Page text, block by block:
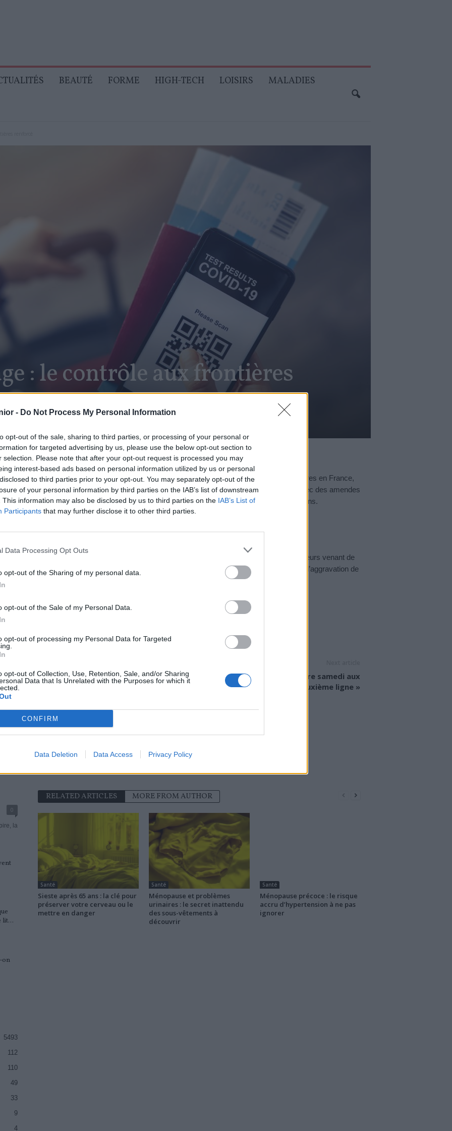
- Do Not Process My Personal Information
opt-out of the sale, sharing to third parties, or processing of your personal or
for targeted advertising by us, please use the below opt-out section to
selection. Please note that after your opt-out request is processed you may
interest-based ads based on personal information utilized by us or personal
to third parties prior to your opt-out. You may separately opt-out of the
of your personal information by third parties on the IAB’s list of downstream
This information may also be disclosed by us to third parties on the IAB’s List of
Participants that may further disclose it to other third parties.
Data Processing Opt Outs
opt-out of the Sharing of my personal data.
opt-out of the Sale of my Personal Data.
opt-out of processing my Personal Data for Targeted
opt-out of Collection, Use, Retention, Sale, and/or Sharing
Data that Is Unrelated with the Purposes for which it
CONFIRM
Data Deletion Data Access Privacy Policy
BEAUTÉ FORME HIGH-TECH LOISIRS MALADIES
: le contrôle aux frontières
SHARE Facebook Twitter
Pour éviter que les variants brésilien, sud-africain et indien ne deviennent majoritaires en France,
l’Etat ferme ses frontières à 5 pays. Le contrôle de l’auto-confinement se durcit avec des amendes
très salées en cas de non-respect. Le ministre de l’Intérieur donne plus de précisions.
Sas sanitaire pour 5 pays
Dès samedi 24 avril, un sas sanitaire sera mis en place en France pour les voyageurs venant de
cinq pays. Ce sont le Brésil, le Chili, l’Inde, l’Argentine et l’Afrique du Sud. «Face à l’aggravation de
la situation sanitaire, nous avons décidé de prendre des mesures plus
Lire…
Qu’est-ce qui se passe avec le vaccin
Vaccination : ouverture samedi aux
métiers de la « deuxième ligne »
news
RELATED ARTICLES MORE FROM AUTHOR
Santé
Sieste après 65 ans : la clé pour
préserver votre cerveau ou le
mettre en danger
Santé
Ménopause et problèmes
urinaires : le secret inattendu
des sous-vêtements à
découvrir
Santé
Ménopause précoce : le risque
accru d’hypertension à ne pas
ignorer
!
0
la
lit...
on
5493
112
110
49
33
9
4